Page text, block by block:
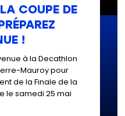
COUPE DE
!
à la Decathlon
Mauroy pour
de la Finale de la
le samedi 25 mai